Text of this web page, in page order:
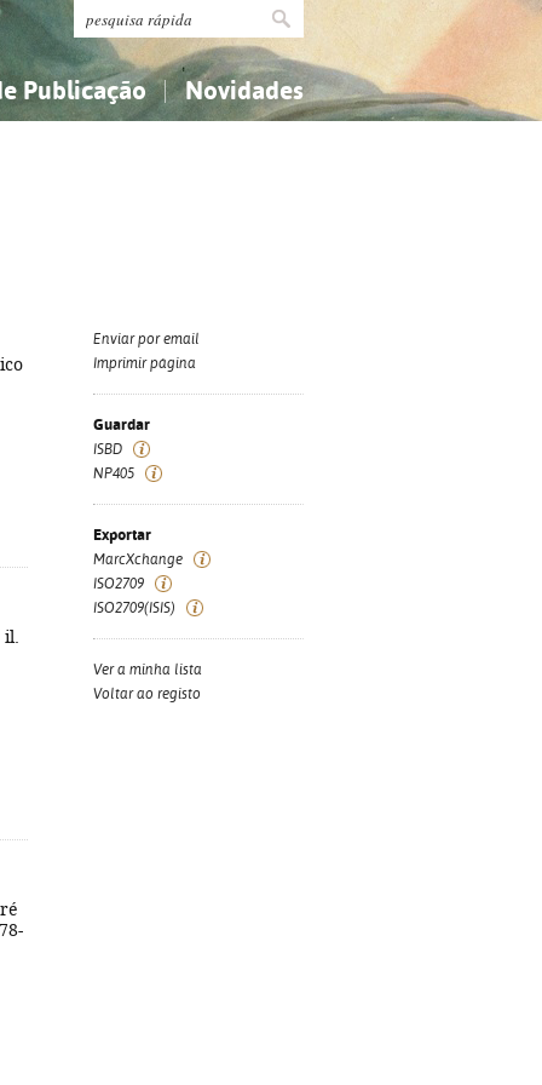
Publicação Novidades
Enviar por email
Imprimir página
Guardar
ISBD
NP405
Exportar
MarcXchange
ISO2709
ISO2709(ISIS)
Ver a minha lista
Voltar ao registo